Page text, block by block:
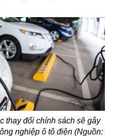
thay đổi chính sách sẽ gây
nghiệp ô tô điện (Nguồn: